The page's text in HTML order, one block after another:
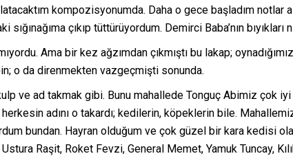
kompozisyonumda. Daha o gece başladım
çıkıp tüttürüyordum. Demirci Baba’nın bıyıkları
Ama bir kez ağzımdan çıkmıştı bu lakap;
o da direnmekten vazgeçmişti sonunda.
ve ad takmak gibi. Bunu mahallede Tonguç Abimiz çok iyi
adını o takardı; kedilerin, köpeklerin bile.
bundan. Hayran olduğum ve çok güzel bir kara kedisi
Raşit, Roket Fevzi, General Memet, Yamuk Tuncay,